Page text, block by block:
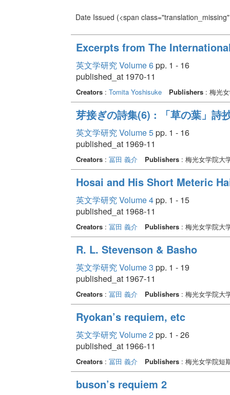
Date Issued (<span
Excerpts from The
英文学研究 Volume 6pp. 1 - 16
published_at 1970-11
Creators: Tomita Yoshisuke Publishers: 梅光女
芽接ぎの詩集(6) : 「草の葉」詩
英文学研究 Volume 5pp. 1 - 16
published_at 1969-11
Creators: 冨田 義介 Publishers: 梅光女学院大
Hosai and His Short Meteric
英文学研究 Volume 4pp. 1 - 15
published_at 1968-11
Creators: 冨田 義介 Publishers: 梅光女学院大
R. L. Stevenson & Basho
英文学研究 Volume 3 pp. 1 - 19
published_at 1967-11
Creators: 冨田 義介 Publishers: 梅光女学院大
Ryokan’s requiem, etc
英文学研究 Volume 2pp. 1 - 26
published_at 1966-11
Creators: 冨田 義介 Publishers: 梅光女学院短
buson’s requiem 2